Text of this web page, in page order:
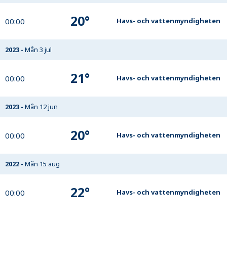
00:00 20° Havs- och vattenmyndigheten
2023 - Mån 3 jul
00:00 21° Havs- och vattenmyndigheten
2023 - Mån 12 jun
00:00 20° Havs- och vattenmyndigheten
2022 - Mån 15 aug
00:00 22° Havs- och vattenmyndigheten